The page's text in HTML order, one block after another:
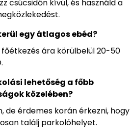
csúcsidőn kívül, és használd a
egy átlagos ebéd?
főétkezés ára körülbelül 20-50
lehetőség a főbb
közelében?
de érdemes korán érkezni, hogy
találj parkolóhelyet.